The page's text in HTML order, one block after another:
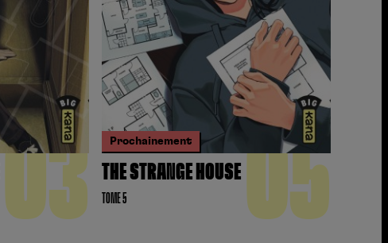
03 Prochainement
THE STRANGE HOUSE
TOME 5 05